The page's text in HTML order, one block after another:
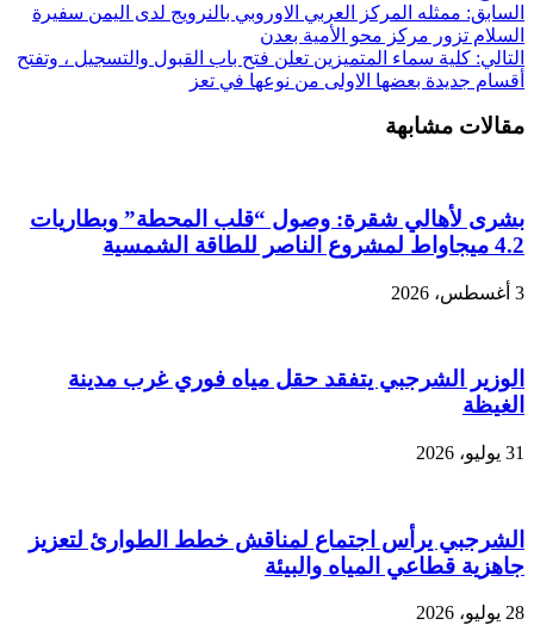
السابق: ممثله المركز العربي الاوروبي بالنرويج لدى اليمن سفيرة
السلام تزور مركز محو الأمية بعدن
التالي: كلية سماء المتميزين تعلن فتح باب القبول والتسجيل ، وتفتح
أقسام جديدة بعضها الاولى من نوعها في تعز
مقالات مشابهة
بشرى لأهالي شقرة: وصول “قلب المحطة” وبطاريات
4.2 ميجاواط لمشروع الناصر للطاقة الشمسية
3 أغسطس، 2026
الوزير الشرجبي يتفقد حقل مياه فوري غرب مدينة
الغيظة
31 يوليو، 2026
الشرجبي يرأس اجتماع لمناقش خطط الطوارئ لتعزيز
جاهزية قطاعي المياه والبيئة
28 يوليو، 2026